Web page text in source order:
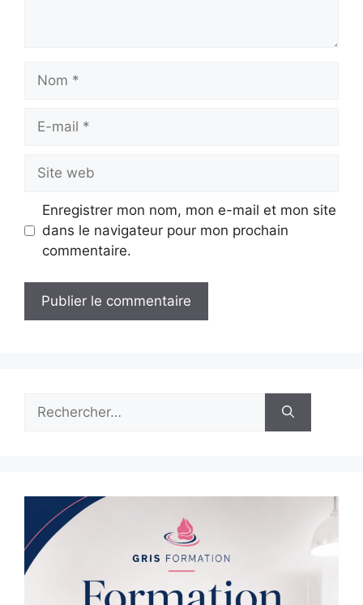
Nom
Site
web
Enregistrer mon nom, mon e-mail et mon site
dans le navigateur pour mon prochain
commentaire.